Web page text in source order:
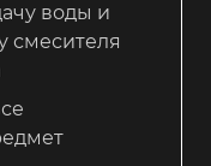
воды и
смесителя